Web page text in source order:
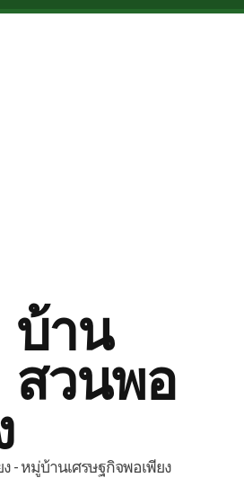
บ้าน
สวนพอ
- หมู่บ้านเศรษฐกิจพอเพียง